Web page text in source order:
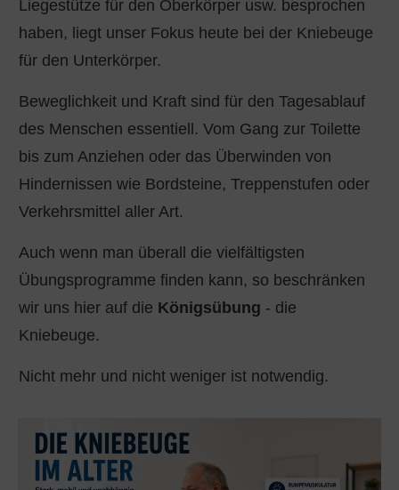
Liegestütze für den Oberkörper usw. besprochen
haben, liegt unser Fokus heute bei der Kniebeuge
für den Unterkörper.
Beweglichkeit und Kraft sind für den Tagesablauf
des Menschen essentiell. Vom Gang zur Toilette
bis zum Anziehen oder das Überwinden von
Hindernissen wie Bordsteine, Treppenstufen oder
Verkehrsmittel aller Art.
Auch wenn man überall die vielfältigsten
Übungsprogramme finden kann, so beschränken
wir uns hier auf die Königsübung - die
Kniebeuge.
Nicht mehr und nicht weniger ist notwendig.